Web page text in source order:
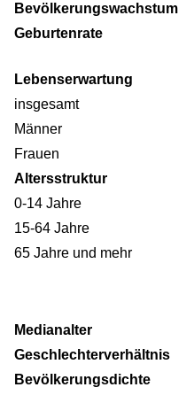
Bevölkerungswachstum
Geburtenrate
Lebenserwartung
insgesamt
Männer
Frauen
Altersstruktur
0-14 Jahre
15-64 Jahre
65 Jahre und mehr
Medianalter
Geschlechterverhältnis
Bevölkerungsdichte